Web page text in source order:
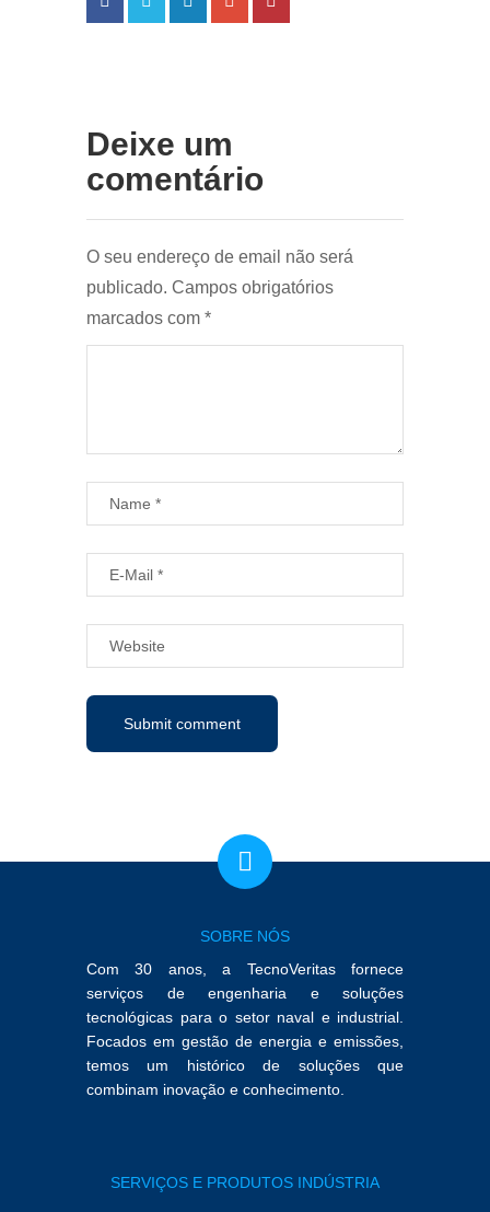
Deixe um
comentário
O seu endereço de email não será
publicado. Campos obrigatórios
marcados com *
SOBRE NÓS
Com 30 anos, a TecnoVeritas fornece
serviços de engenharia e soluções
tecnológicas para o setor naval e industrial.
Focados em gestão de energia e emissões,
temos um histórico de soluções que
combinam inovação e conhecimento.
SERVIÇOS E PRODUTOS INDÚSTRIA